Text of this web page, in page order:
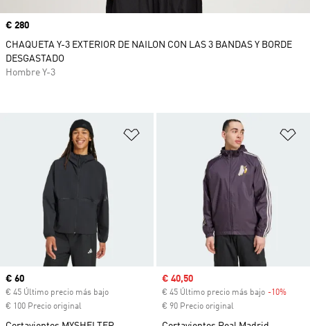
Añadir a la lista de deseos
Precio actual
€ 60
€ 45 Último precio más bajo
€ 100 Precio original
Precio de venta
€ 40,50
€ 45 Último precio más bajo -10%
€ 90 Precio original
Precio
€ 280
CHAQUETA Y-3 EXTERIOR DE NAILON CON LAS 3 BANDAS Y BORDE
DESGASTADO
Hombre Y-3